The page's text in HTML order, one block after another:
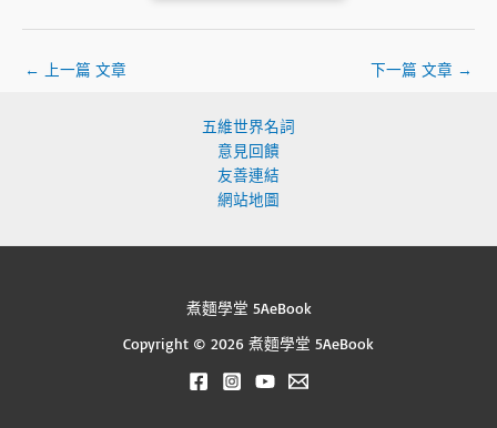
← 上一篇 文章 下一篇 文章 →
五維世界名詞
意見回饋
友善連結
網站地圖
煮麵學堂 5AeBook
Copyright © 2026 煮麵學堂 5AeBook